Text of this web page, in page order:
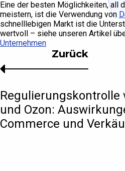
Eine der besten Möglichkeiten, all
meistern, ist die Verwendung von
schnelllebigen Markt ist die
wertvoll – siehe unseren Artikel
Unternehmen
Zurück
Regulierungskontrolle
und Ozon:
Commerce und